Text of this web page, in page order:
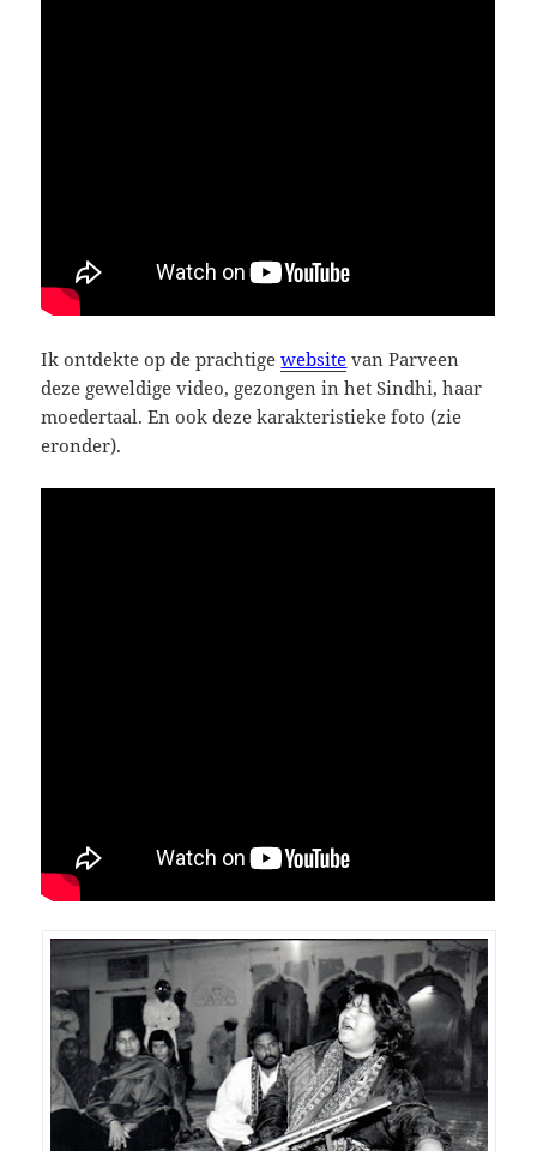
Ik ontdekte op de prachtigewebsite van Parveen
deze geweldige video, gezongen in het Sindhi, haar
moedertaal. En ook deze karakteristieke foto (zie
eronder).